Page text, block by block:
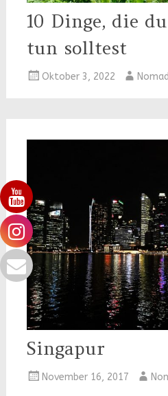
10 Dinge, die
tun solltest
Oktober 3, 2022
Singapur
November 16, 2017